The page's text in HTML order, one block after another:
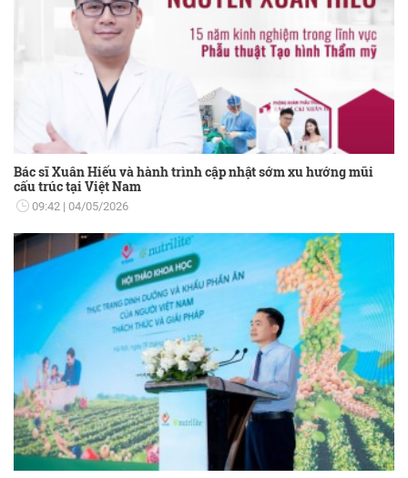
Bác sĩ Xuân Hiếu và hành trình cập nhật sớm xu hướng mũi
cấu trúc tại Việt Nam
09:42 04/05/2026